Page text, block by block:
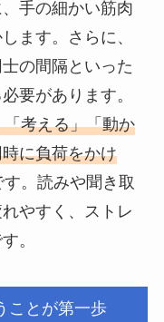
手の細かい筋肉
ます。さらに、
の間隔といった
要があります。
「考える」「動か
に負荷をかけ
。読みや聞き取
やすく、ストレ
。
ことが第一歩